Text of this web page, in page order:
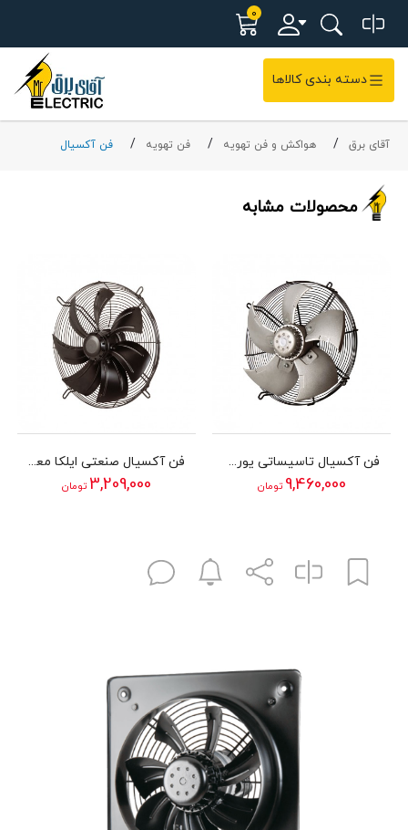
0
دسته بندی کالاها
آقای برق هواکش و فن تهویه فن تهویه فن آکسیال
محصولات مشابه
فن آکسیال تاسیساتی یوروونت دمنده مدل VIB-50G4T2
9,460,000 تومان
فن آکسیال صنعتی ایلکا معکوس دمنده سری VIK مدل 40A4S2-L
3,209,000 تومان